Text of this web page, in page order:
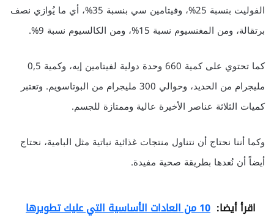
الفوليت بنسبة 25%، وفيتامين سي بنسبة 35%، أي ما يُوازي نصف
برتقالة، ومن المغنسيوم نسبة 15%، ومن الكالسيوم نسبة 9%.
كما تحتوي على كمية 660 وحدة دولية لفيتامين إيه، وكمية 0,5
مليجرام من الحديد، وحوالي 300 مليجرام من البوتاسويم. وتعتبر
كميات الثلاثة عناصر الأخيرة عالية وممتازة للجسم.
وكما أننا نحتاج أن نتناول منتجات غذائية نباتية مثل البامية، نحتاج
أيضاً أن نُعدها بطريقة صحية مفيدة.
اقرأ أيضا:
10 من العادات الأساسية التي عليك تطويرها